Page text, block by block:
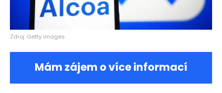
Zdroj: Getty images
Mám zájem o více informací